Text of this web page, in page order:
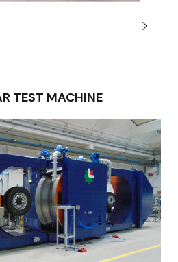
TEST MACHINE